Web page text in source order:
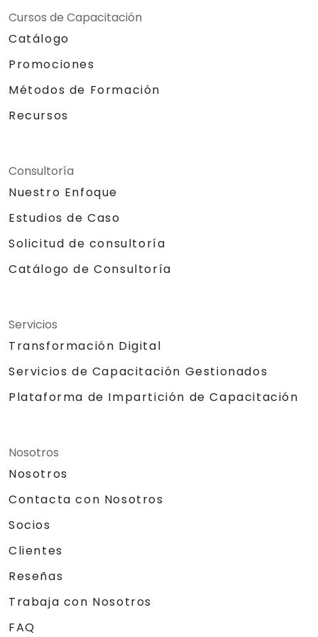
Cursos de Capacitación
Catálogo
Promociones
Métodos de Formación
Recursos
Consultoría
Nuestro Enfoque
Estudios de Caso
Solicitud de consultoría
Catálogo de Consultoría
Servicios
Transformación Digital
Servicios de Capacitación Gestionados
Plataforma de Impartición de Capacitación
Nosotros
Nosotros
Contacta con Nosotros
Socios
Clientes
Reseñas
Trabaja con Nosotros
FAQ